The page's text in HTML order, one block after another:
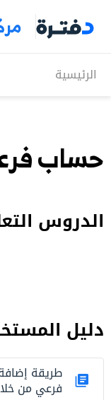
الرئيسية
حساب
الدروس
دليل
طريقة
فرعي من